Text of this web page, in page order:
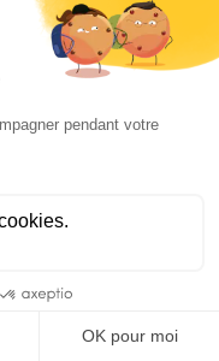
Porsche